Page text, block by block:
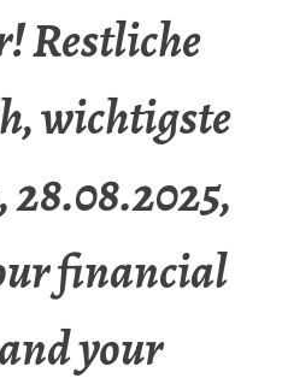
Restliche
wichtigste
financial
your